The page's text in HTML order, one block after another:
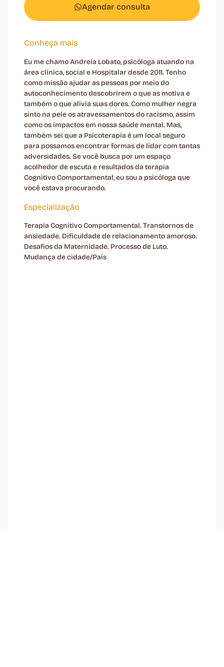
Agendar consulta
Conheça mais
Eu me chamo Andreia Lobato, psicóloga atuando na
área clínica, social e Hospitalar desde 2011. Tenho
como missão ajudar as pessoas por meio do
autoconhecimento descobrirem o que as motiva e
também o que alivia suas dores. Como mulher negra
sinto na pele os atravessamentos do racismo, assim
como os impactos em nossa saúde mental. Mas,
também sei que a Psicoterapia é um local seguro
para possamos encontrar formas de lidar com tantas
adversidades. Se você busca por um espaço
acolhedor de escuta e resultados da terapia
Cognitivo Comportamental, eu sou a psicóloga que
você estava procurando.
Especialização
Terapia Cognitivo Comportamental. Transtornos de
ansiedade. Dificuldade de relacionamento amoroso.
Desafios da Maternidade. Processo de Luto.
Mudança de cidade/País